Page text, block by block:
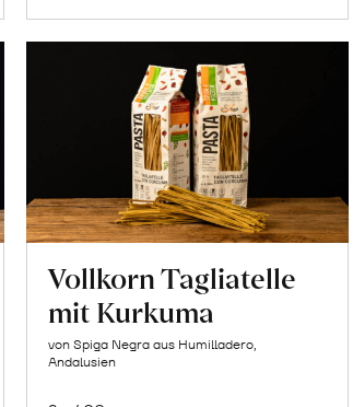
Vollkorn Tagliatelle
mit Kurkuma
von Spiga Negra aus Humilladero,
Andalusien